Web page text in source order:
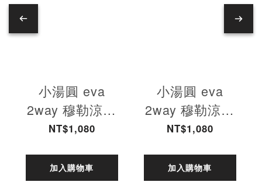
小湯圓 eva
2way 穆勒涼拖
鞋(燕麥)
NT$1,080
加入購物車
小湯圓 eva
2way 穆勒涼拖
鞋(雲霧灰)
NT$1,080
加入購物車